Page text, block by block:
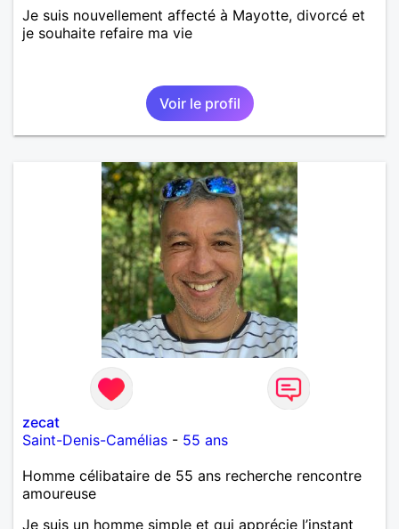
Je suis nouvellement affecté à Mayotte, divorcé et
je souhaite refaire ma vie
Voir le profil
zecat
Saint-Denis-Camélias - 55 ans
Homme célibataire de 55 ans recherche rencontre
amoureuse
Je suis un homme simple et qui apprécie l’instant